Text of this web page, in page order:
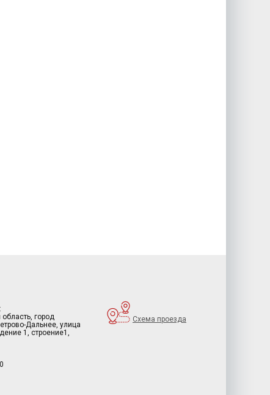
город
Дальнее, улица
1, строение1,
Схема проезда